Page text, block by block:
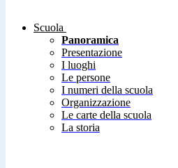
Scuola
Panoramica
Presentazione
I luoghi
Le persone
I numeri della scuola
Organizzazione
Le carte della scuola
La storia